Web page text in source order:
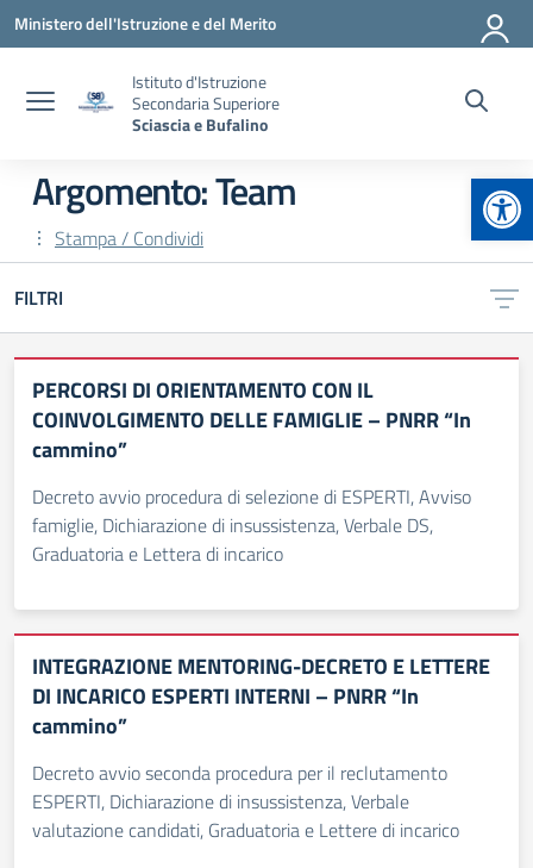
Vai ai contenuti
Vai al menu di navigazione
Vai al footer
Ministero dell'Istruzione e del Merito
Istituto d'Istruzione
Secondaria Superiore
Sciascia e Bufalino
Argomento: Team
Stampa / Condividi
FILTRI
PERCORSI DI ORIENTAMENTO CON IL
COINVOLGIMENTO DELLE FAMIGLIE – PNRR “In
cammino”
Decreto avvio procedura di selezione di ESPERTI, Avviso
famiglie, Dichiarazione di insussistenza, Verbale DS,
Graduatoria e Lettera di incarico
INTEGRAZIONE MENTORING-DECRETO E LETTERE
DI INCARICO ESPERTI INTERNI – PNRR “In
cammino”
Decreto avvio seconda procedura per il reclutamento
ESPERTI, Dichiarazione di insussistenza, Verbale
valutazione candidati, Graduatoria e Lettere di incarico